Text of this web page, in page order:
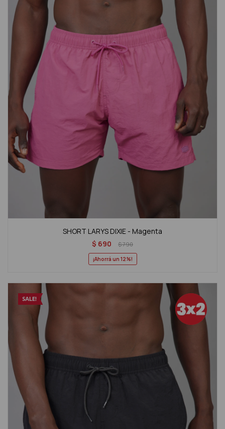
SHORT LARYS DIXIE - Magenta
$ 690 $790
12